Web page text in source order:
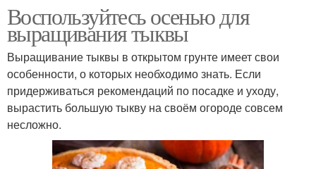
Воспользуйтесь осенью для
выращивания тыквы
Выращивание тыквы в открытом грунте имеет свои
особенности, о которых необходимо знать. Если
придерживаться рекомендаций по посадке и уходу,
вырастить большую тыкву на своём огороде совсем
несложно.